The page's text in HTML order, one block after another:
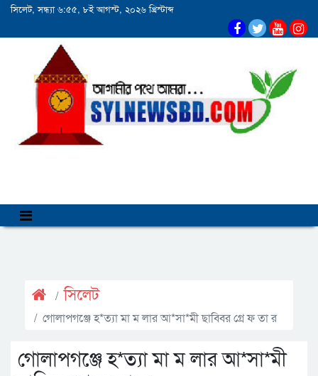
সিলেট, সন্ধ্যা ৬:৫৫, ৮ই আগস্ট, ২০২৬ খ্রিস্টাব্দ
সিলেট
গোলাপগঞ্জে হ*ত্যা মা ম লার আ*সা*মী ছাব্বির গ্রে ফ তা র
গোলাপগঞ্জে হ*ত্যা মা ম লার আ*সা*মী